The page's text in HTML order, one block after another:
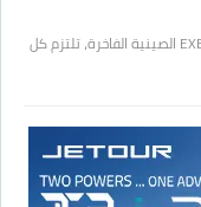
بموجب مفهوم التصميم الجمالي والذكي لعلامة EXEED الصينية الفاخرة، تلتزم كل